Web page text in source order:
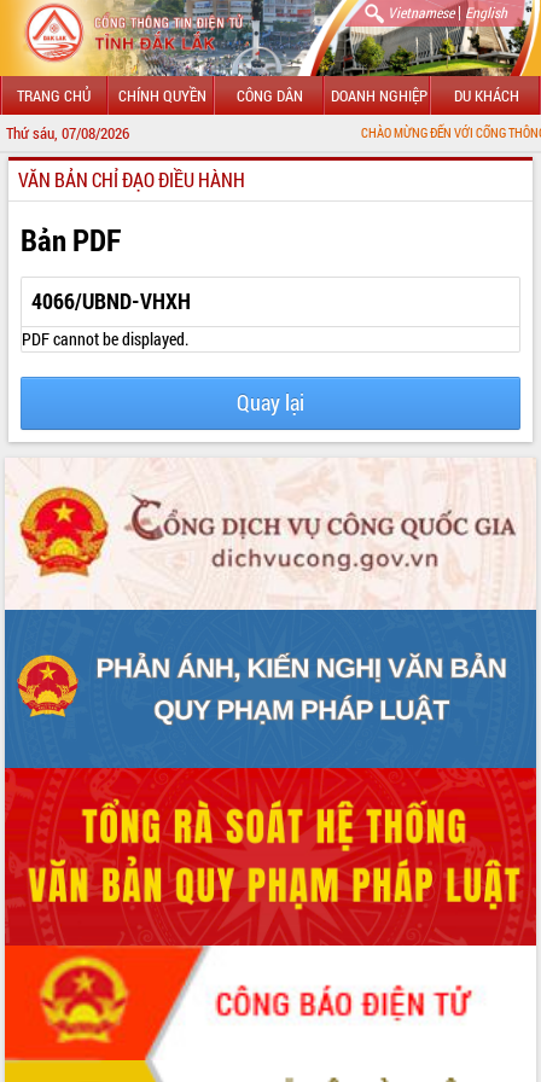
Vietnamese| English
TRANG CHỦ CHÍNH QUYỀN CÔNG DÂN DOANH NGHIỆP DU KHÁCH
Thứ sáu, 07/08/2026 CHÀO MỪNG ĐẾN VỚI CỔNG THÔNG TIN ĐIỆN
GIỚI THIỆU
LÃNH ĐẠO UBND TỈNH
TIN TỨC SỰ KIỆN
SỞ, BAN, NGÀNH
UBND CÁC XÃ, PHƯỜNG
THÔNG TIN CHỈ ĐẠO ĐIỀU HÀNH
VĂN BẢN HĐND TỈNH
ĐIỂM TIN VĂN BẢN
VĂN BẢN CHỈ ĐẠO ĐIỀU HÀNH
Bản PDF
4066/UBND-VHXH
PDF cannot be displayed.
Quay lại